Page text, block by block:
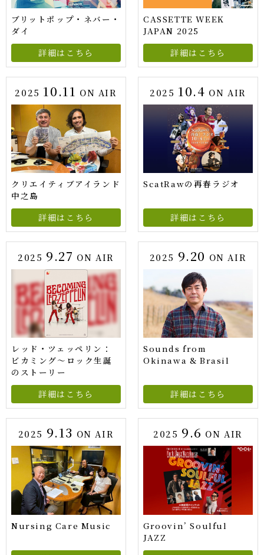
ブリットポップ・ネバー・
ダイ
詳細はこちら
CASSETTE WEEK
JAPAN 2025
詳細はこちら
2025 10.11 ON AIR
クリエイティブアイランド
中之島
詳細はこちら
2025 10.4 ON AIR
ScatRawの再春ラジオ
詳細はこちら
2025 9.27 ON AIR
レッド・ツェッペリン：
ビカミング〜ロック生誕
のストーリー
詳細はこちら
2025 9.20 ON AIR
Sounds from
Okinawa & Brasil
詳細はこちら
2025 9.13 ON AIR
Nursing Care Music
2025 9.6 ON AIR
Groovin’ Soulful
JAZZ